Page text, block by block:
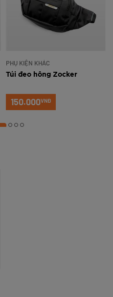
PHỤ KIỆN KHÁC
Túi đeo hông Zocker
150.000VNĐ